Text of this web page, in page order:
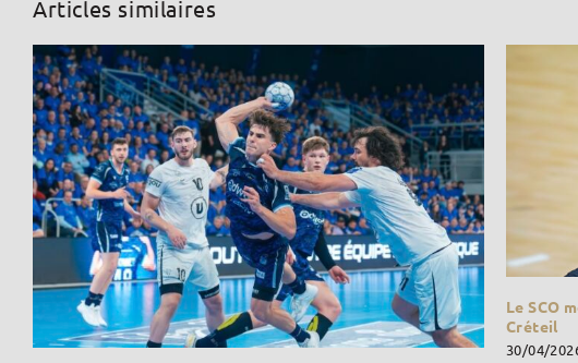
Articles similaires
Le SCO
Créteil
30/04/